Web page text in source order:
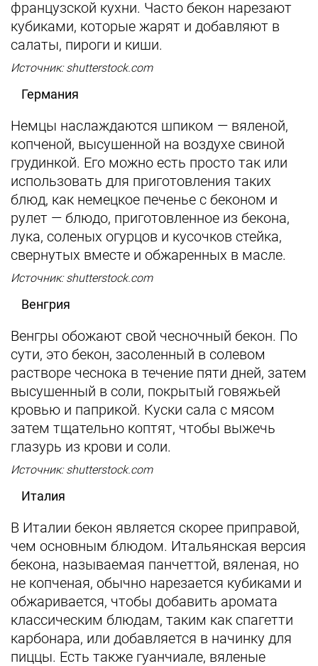
французской кухни. Часто бекон нарезают
кубиками, которые жарят и добавляют в
салаты, пироги и киши.
Источник: shutterstock.com
Германия
Немцы наслаждаются шпиком — вяленой,
копченой, высушенной на воздухе свиной
грудинкой. Его можно есть просто так или
использовать для приготовления таких
блюд, как немецкое печенье с беконом и
рулет — блюдо, приготовленное из бекона,
лука, соленых огурцов и кусочков стейка,
свернутых вместе и обжаренных в масле.
Источник: shutterstock.com
Венгрия
Венгры обожают свой чесночный бекон. По
сути, это бекон, засоленный в солевом
растворе чеснока в течение пяти дней, затем
высушенный в соли, покрытый говяжьей
кровью и паприкой. Куски сала с мясом
затем тщательно коптят, чтобы выжечь
глазурь из крови и соли.
Источник: shutterstock.com
Италия
В Италии бекон является скорее приправой,
чем основным блюдом. Итальянская версия
бекона, называемая панчеттой, вяленая, но
не копченая, обычно нарезается кубиками и
обжаривается, чтобы добавить аромата
классическим блюдам, таким как спагетти
карбонара, или добавляется в начинку для
пиццы. Есть также гуанчиале, вяленые